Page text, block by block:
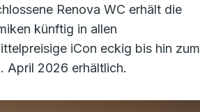
Renova WC erhält die
künftig in allen
iCon eckig bis hin zum
April 2026 erhältlich.